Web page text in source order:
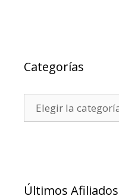
Categorías
Últimos Afiliados